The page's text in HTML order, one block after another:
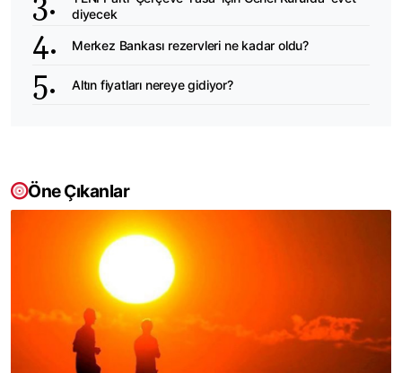
diyecek
Merkez Bankası rezervleri ne kadar oldu?
Altın fiyatları nereye gidiyor?
Öne Çıkanlar